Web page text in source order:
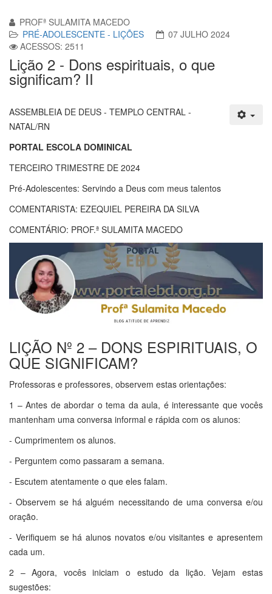
PROFª SULAMITA MACEDO
PRÉ-ADOLESCENTE - LIÇÕES
07 JULHO 2024
ACESSOS: 2511
Lição 2 - Dons espirituais, o que
significam? II
ASSEMBLEIA DE DEUS - TEMPLO CENTRAL -
NATAL/RN
PORTAL ESCOLA DOMINICAL
TERCEIRO TRIMESTRE DE 2024
Pré-Adolescentes: Servindo a Deus com meus talentos
COMENTARISTA: EZEQUIEL PEREIRA DA SILVA
COMENTÁRIO: PROF.ª SULAMITA MACEDO
LIÇÃO Nº 2 – DONS ESPIRITUAIS, O
QUE SIGNIFICAM?
Professoras e professores, observem estas orientações:
1 – Antes de abordar o tema da aula, é interessante que vocês
mantenham uma conversa informal e rápida com os alunos:
- Cumprimentem os alunos.
- Perguntem como passaram a semana.
- Escutem atentamente o que eles falam.
- Observem se há alguém necessitando de uma conversa e/ou
oração.
- Verifiquem se há alunos novatos e/ou visitantes e apresentem
cada um.
2 – Agora, vocês iniciam o estudo da lição. Vejam estas
sugestões: